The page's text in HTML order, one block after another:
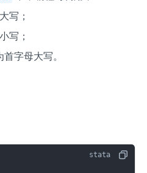
写；
写；
字母大写。